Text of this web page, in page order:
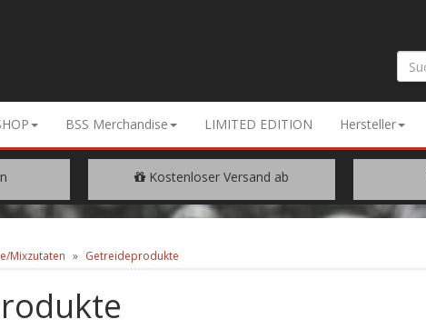
BSS Merchandise LIMITED EDITION Hersteller
Kostenloser Versand ab
EINEM WARENWERT VON € 200.-
Mixzutaten Getreideprodukte